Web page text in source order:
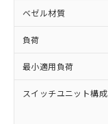
ベゼル材質
負荷
最小適用負荷
スイッチユニット構成